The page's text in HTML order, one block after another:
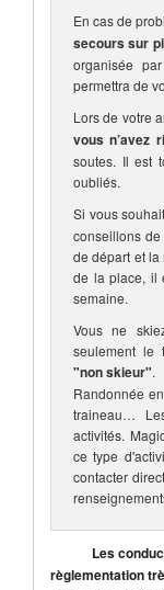
En cas de
secours sur
organisée
permettra de
Lors de votre
vous n’avez
soutes. Il est
oubliés.
Si vous
conseillons
de départ et la
de la place, il
semaine.
Vous ne
seulement le
"non skieur".
Randonnée
traineau…
activités.
ce type
contacter
Les
règlementation